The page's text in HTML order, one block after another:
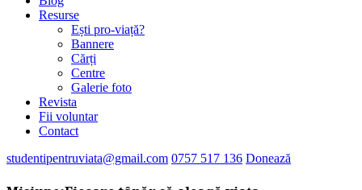
Resurse
Ești pro-viață?
Bannere
Cărți
Centre
Galerie foto
Revista
Fii voluntar
Contact
studentipentruviata@gmail.com 0757 517 136 Donează